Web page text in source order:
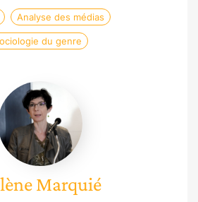
Analyse des médias
du genre
Hélène
Marquié
Marquié